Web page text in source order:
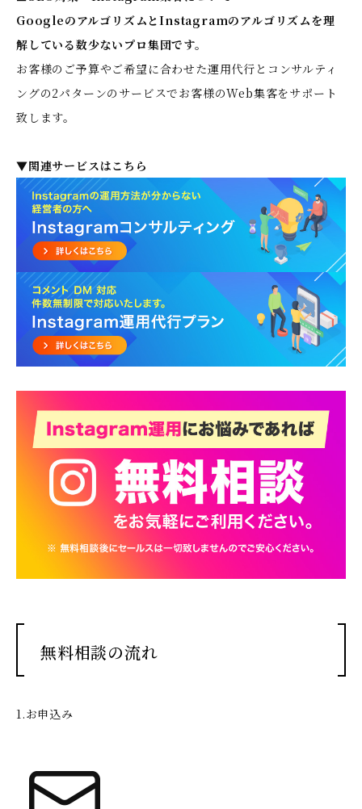
GoogleのアルゴリズムとInstagramのアルゴリズムを理
解している数少ないプロ集団です。
お客様のご予算やご希望に合わせた運用代行とコンサルティ
ングの2パターンのサービスでお客様のWeb集客をサポート
致します。
▼関連サービスはこちら
無料相談の流れ
1.お申込み